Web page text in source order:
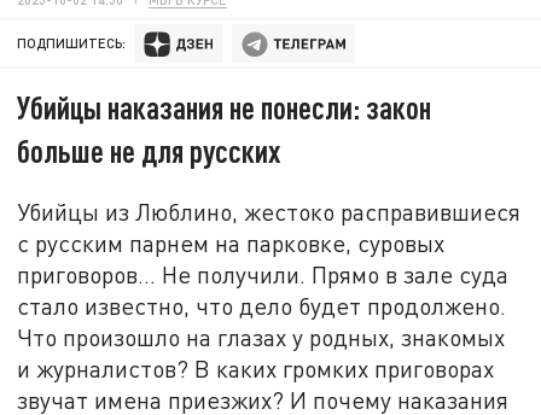
ПОДПИШИТЕСЬ:
Убийцы наказания не понесли: закон
больше не для русских
Убийцы из Люблино, жестоко расправившиеся
с русским парнем на парковке, суровых
приговоров… Не получили. Прямо в зале суда
стало известно, что дело будет продолжено.
Что произошло на глазах у родных, знакомых
и журналистов? В каких громких приговорах
звучат имена приезжих? И почему наказания